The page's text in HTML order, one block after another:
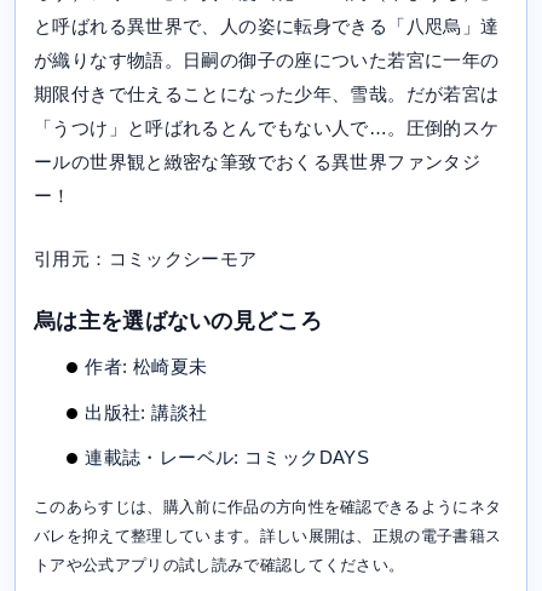
と呼ばれる異世界で、人の姿に転身できる「八咫烏」達
が織りなす物語。日嗣の御子の座についた若宮に一年の
期限付きで仕えることになった少年、雪哉。だが若宮は
「うつけ」と呼ばれるとんでもない人で…。圧倒的スケ
ールの世界観と緻密な筆致でおくる異世界ファンタジ
ー！
引用元：コミックシーモア
烏は主を選ばないの見どころ
作者: 松崎夏未
出版社: 講談社
連載誌・レーベル: コミックDAYS
このあらすじは、購入前に作品の方向性を確認できるようにネタ
バレを抑えて整理しています。詳しい展開は、正規の電子書籍ス
トアや公式アプリの試し読みで確認してください。